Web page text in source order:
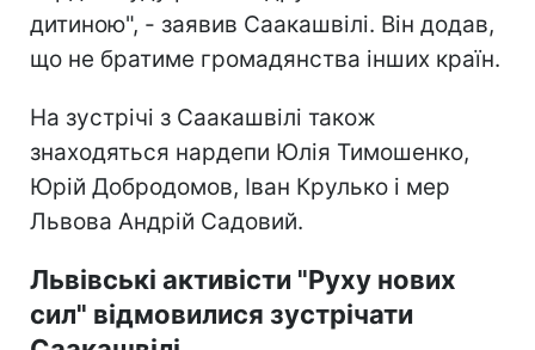
дитиною", - заявив Саакашвілі. Він додав,
що не братиме громадянства інших країн.
На зустрічі з Саакашвілі також
знаходяться нардепи Юлія Тимошенко,
Юрій Добродомов, Іван Крулько і мер
Львова Андрій Садовий.
Львівські активісти "Руху нових
сил" відмовилися зустрічати